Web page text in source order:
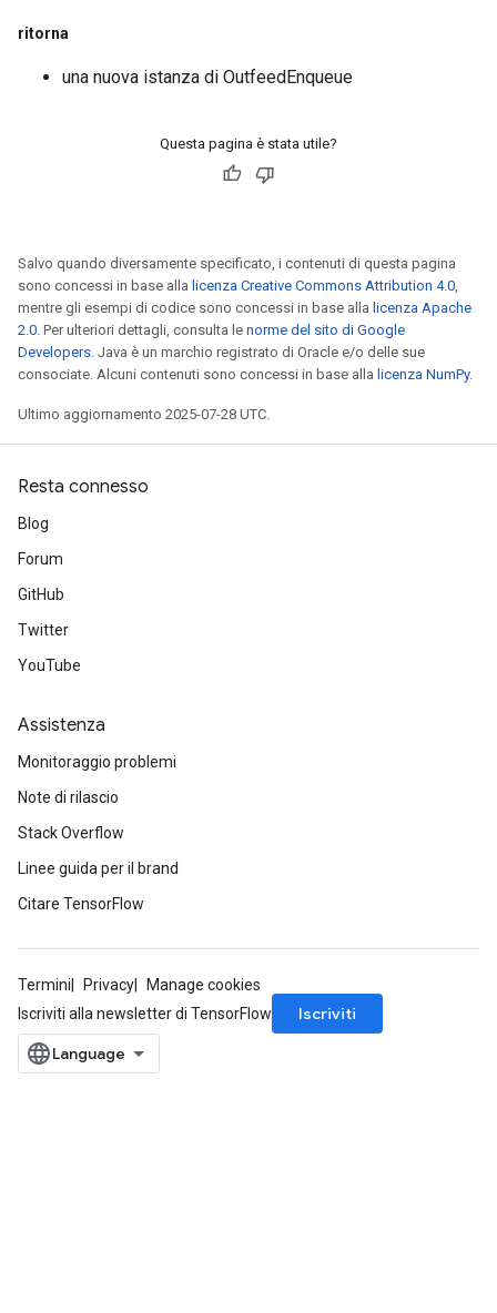
ritorna
una nuova istanza di OutfeedEnqueue
Questa pagina è stata utile?
Salvo quando diversamente specificato, i contenuti di questa pagina
sono concessi in base alla licenza Creative Commons Attribution 4.0,
mentre gli esempi di codice sono concessi in base alla licenza Apache
2.0. Per ulteriori dettagli, consulta le norme del sito di Google
Developers. Java è un marchio registrato di Oracle e/o delle sue
consociate. Alcuni contenuti sono concessi in base alla licenza NumPy.
Ultimo aggiornamento 2025-07-28 UTC.
Resta connesso
Blog
Forum
GitHub
Twitter
YouTube
Assistenza
Monitoraggio problemi
Note di rilascio
Stack Overflow
Linee guida per il brand
Citare TensorFlow
Termini Privacy
Manage cookies
Iscriviti alla newsletter di TensorFlow
Iscriviti